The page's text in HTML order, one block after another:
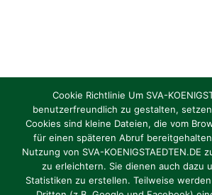
Torhüter/in gesucht Jahrgang 2012 / 2013
Oktober 1, 2024
Cookie Richtlinie Um SVA-
benutzerfreundlich zu gestalten,
Cookies sind kleine Dateien, die vom
für einen späteren Abruf
Nutzung von SVA-KOENIGSTAEDTEN.DE
zu erleichtern. Sie dienen auch dazu
Statistiken zu erstellen. Teilweise